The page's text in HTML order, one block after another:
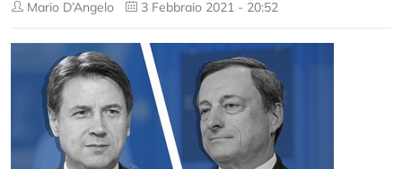
Mario D’Angelo 3 Febbraio 2021 - 20:52